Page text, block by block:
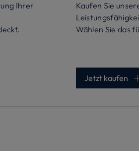
Ihrer
Kaufen Sie
Wählen Sie das
Jetzt kaufen